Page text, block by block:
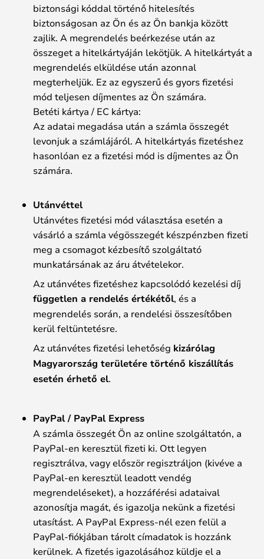
biztonsági kóddal történő hitelesítés
biztonságosan az Ön és az Ön bankja között
zajlik. A megrendelés beérkezése után az
összeget a hitelkártyáján lekötjük. A hitelkártyát a
megrendelés elküldése után azonnal
megterheljük. Ez az egyszerű és gyors fizetési
mód teljesen díjmentes az Ön számára.
Betéti kártya / EC kártya:
Az adatai megadása után a számla összegét
levonjuk a számlájáról. A hitelkártyás fizetéshez
hasonlóan ez a fizetési mód is díjmentes az Ön
számára.
Utánvéttel
Utánvétes fizetési mód választása esetén a
vásárló a számla végösszegét készpénzben fizeti
meg a csomagot kézbesítő szolgáltató
munkatársának az áru átvételekor.
Az utánvétes fizetéshez kapcsolódó kezelési díj
független a rendelés értékétől, és a
megrendelés során, a rendelési összesítőben
kerül feltüntetésre.
Az utánvétes fizetési lehetőség kizárólag
Magyarország területére történő kiszállítás
esetén érhető el.
PayPal / PayPal Express
A számla összegét Ön az online szolgáltatón, a
PayPal-en keresztül fizeti ki. Ott legyen
regisztrálva, vagy először regisztráljon (kivéve a
PayPal-en keresztül leadott vendég
megrendeléseket), a hozzáférési adataival
azonosítja magát, és igazolja nekünk a fizetési
utasítást. A PayPal Express-nél ezen felül a
PayPal-fiókjában tárolt címadatok is hozzánk
kerülnek. A fizetés igazolásához küldje el a